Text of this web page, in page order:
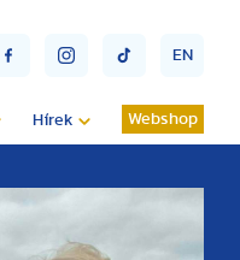
EN
Hírek Webshop